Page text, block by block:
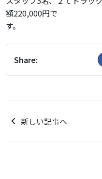
額220,000円で
Share:
新しい記事へ